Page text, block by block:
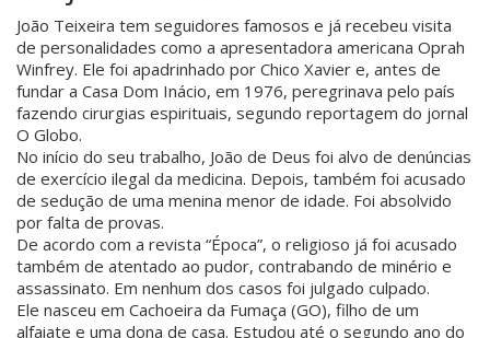
João Teixeira tem seguidores famosos e já recebeu visita
de personalidades como a apresentadora americana Oprah
Winfrey. Ele foi apadrinhado por Chico Xavier e, antes de
fundar a Casa Dom Inácio, em 1976, peregrinava pelo país
fazendo cirurgias espirituais, segundo reportagem do jornal
O Globo.
No início do seu trabalho, João de Deus foi alvo de denúncias
de exercício ilegal da medicina. Depois, também foi acusado
de sedução de uma menina menor de idade. Foi absolvido
por falta de provas.
De acordo com a revista “Época”, o religioso já foi acusado
também de atentado ao pudor, contrabando de minério e
assassinato. Em nenhum dos casos foi julgado culpado.
Ele nasceu em Cachoeira da Fumaça (GO), filho de um
alfaiate e uma dona de casa. Estudou até o segundo ano do